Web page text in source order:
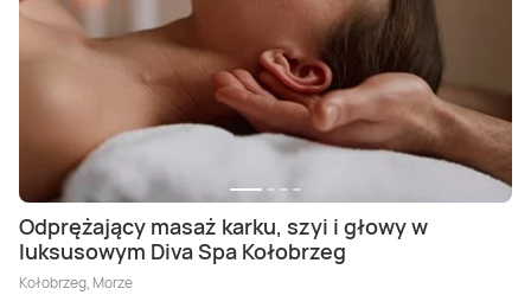
Odprężający masaż karku, szyi i głowy w
luksusowym Diva Spa Kołobrzeg
Kołobrzeg, Morze